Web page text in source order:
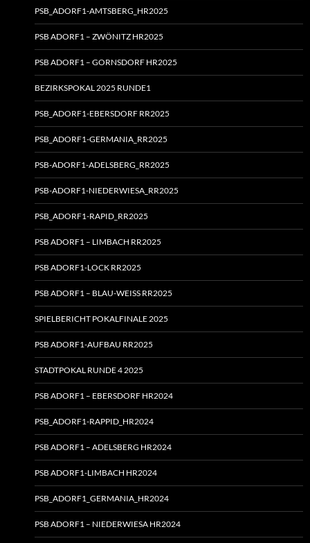
PSB_ADORF1-AMTSBERG_HR2025
PSB ADORF1 – ZWÖNITZ HR2025
PSB ADORF1 – GORNSDORF HR2025
BEZIRKSPOKAL 2025 RUNDE1
PSB_ADORF1-EBERSDORF RR2025
PSB_ADORF1-GERMANIA_RR2025
PSB-ADORF1-ADELSBERG_RR2025
PSB-ADORF1-NIEDERWIESA_RR2025
PSB_ADORF1-RAPID_RR2025
PSB ADORF1 – LIMBACH RR2025
PSB ADORF1-LOCK RR2025
PSB ADORF1 – BLAU-WEISS RR2025
SPIELBERICHT POKALFINALE 2025
PSB ADORF1-AUFBAU RR2025
STADTPOKAL RUNDE 4 2025
PSB ADORF1 – EBERSDORF HR2024
PSB_ADORF1-RAPPID_HR2024
PSB ADORF1 – ADELSBERG HR2024
PSB ADORF1-LIMBACH HR2024
PSB_ADORF1_GERMANIA_HR2024
PSB ADORF1 – NIEDERWIESA HR2024